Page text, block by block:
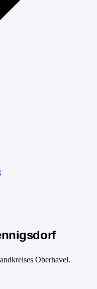
Oberhavel.